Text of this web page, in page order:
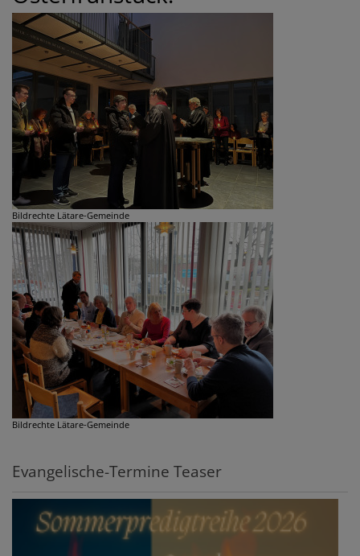
Bildrechte Lätare-Gemeinde
Bildrechte Lätare-Gemeinde
Evangelische-Termine Teaser